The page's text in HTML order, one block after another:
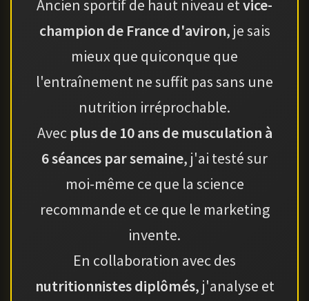
Ancien sportif de haut niveau etvice-
champion de France d'aviron, je sais
mieux que quiconque que
l'entraînement ne suffit pas sans une
nutrition irréprochable.
Avec plus de 10 ans de musculation à
6 séances par semaine, j'ai testé sur
moi-même ce que la science
recommande et ce que le marketing
invente.
En collaboration avec des
nutritionnistes diplômés, j'analyse et